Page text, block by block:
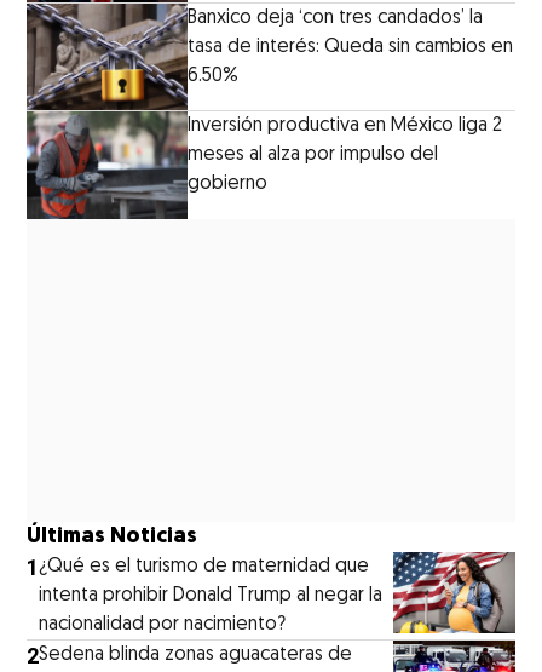
Banxico deja ‘con tres candados’ la
tasa de interés: Queda sin cambios en
6.50%
Inversión productiva en México liga 2
meses al alza por impulso del
gobierno
Últimas Noticias
1¿Qué es el turismo de maternidad que
intenta prohibir Donald Trump al negar la
nacionalidad por nacimiento?
2Sedena blinda zonas aguacateras de